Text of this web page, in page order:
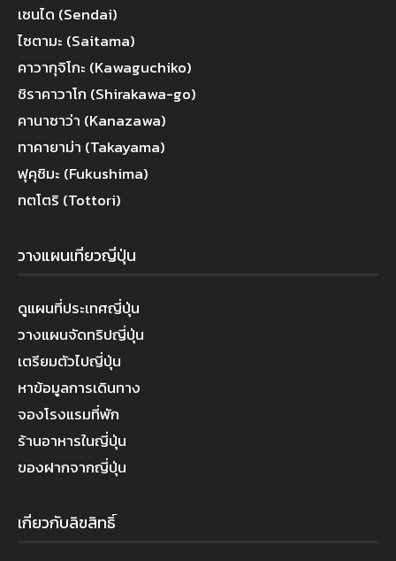
เซนได (Sendai)
ไซตามะ (Saitama)
คาวากุจิโกะ (Kawaguchiko)
ชิราคาวาโก (Shirakawa-go)
คานาซาว่า (Kanazawa)
ทาคายาม่า (Takayama)
ฟุคุชิมะ (Fukushima)
ทตโตริ (Tottori)
วางแผนเที่ยวญี่ปุ่น
ดูแผนที่ประเทศญี่ปุ่น
วางแผนจัดทริปญี่ปุ่น
เตรียมตัวไปญี่ปุ่น
หาข้อมูลการเดินทาง
จองโรงแรมที่พัก
ร้านอาหารในญี่ปุ่น
ของฝากจากญี่ปุ่น
เกี่ยวกับลิขสิทธิ์